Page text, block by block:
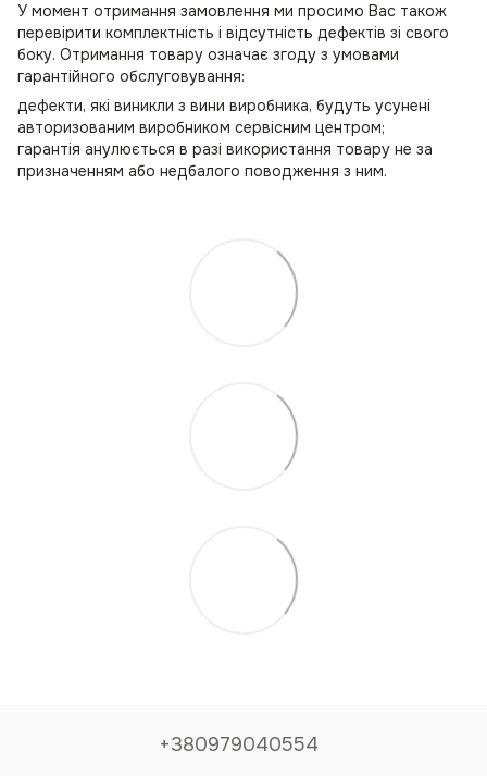
У момент отримання замовлення ми просимо Вас також
перевірити комплектність і відсутність дефектів зі свого
боку. Отримання товару означає згоду з умовами
гарантійного обслуговування:
дефекти, які виникли з вини виробника, будуть усунені
авторизованим виробником сервісним центром;
гарантія анулюється в разі використання товару не за
призначенням або недбалого поводження з ним.
+380979040554